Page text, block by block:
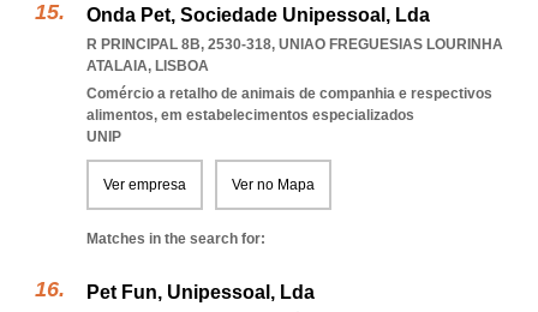
Onda Pet, Sociedade Unipessoal, Lda
R PRINCIPAL 8B, 2530-318, UNIAO FREGUESIAS LOURINHA
ATALAIA, LISBOA
Comércio a retalho de animais de companhia e respectivos
alimentos, em estabelecimentos especializados
UNIP
Ver empresa Ver no Mapa
Matches in the search for:
Pet Fun, Unipessoal, Lda